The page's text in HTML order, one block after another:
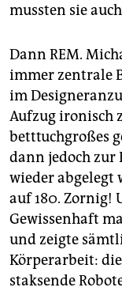
mussten sie
Dann REM.
immer zentrale
im
Aufzug ironisch
betttuchgroßes
dann jedoch zur
wieder abgelegt
auf 180. Zornig!
Gewissenhaft
und zeigte
Körperarbeit:
staksende